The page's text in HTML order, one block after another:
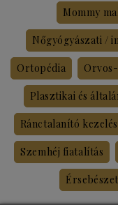
Mommy
Nőgyógyászati /
Ortopédia
Plasztikai és
Ránctalanító
Szemhéj fiatalítás
Érsebészet